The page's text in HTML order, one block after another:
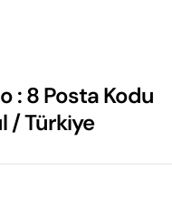
: 8 Posta Kodu
/ Türkiye